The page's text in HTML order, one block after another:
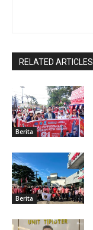
RELATED ARTICLES
Berita
Berita